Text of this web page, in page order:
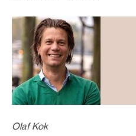
Olaf Kok